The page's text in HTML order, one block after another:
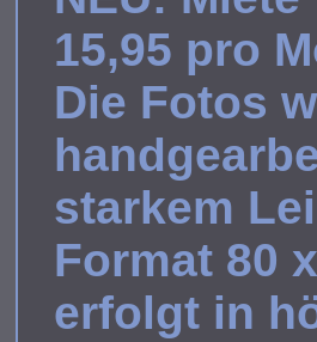
15,95 pro
Die Fotos
starkem
Format 80
erfolgt in